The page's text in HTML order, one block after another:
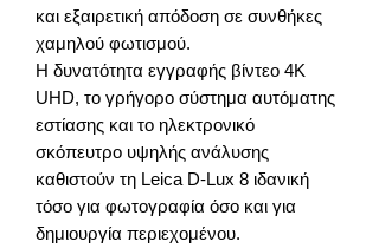
και εξαιρετική απόδοση σε συνθήκες
χαμηλού φωτισμού.
Η δυνατότητα εγγραφής βίντεο 4K
UHD, το γρήγορο σύστημα αυτόματης
εστίασης και το ηλεκτρονικό
σκόπευτρο υψηλής ανάλυσης
καθιστούν τη Leica D-Lux 8 ιδανική
τόσο για φωτογραφία όσο και για
δημιουργία περιεχομένου.